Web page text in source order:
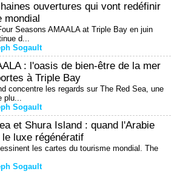
ouvertures qui vont redéfinir
mondial
Seasons AMAALA at Triple Bay en juin
d...
Sogault
: l'oasis de bien-être de la mer
à Triple Bay
concentre les regards sur The Red Sea, une
plu...
Sogault
et Shura Island : quand l'Arabie
luxe régénératif
les cartes du tourisme mondial. The
Sogault